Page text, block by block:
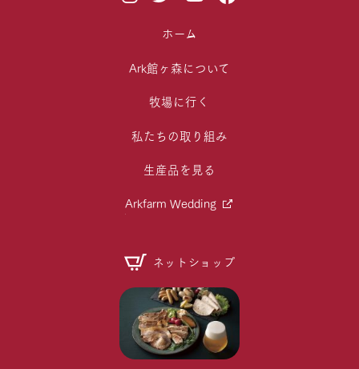
ホーム
Ark館ヶ森について
牧場に行く
私たちの取り組み
生産品を見る
Arkfarm Wedding
ネットショップ